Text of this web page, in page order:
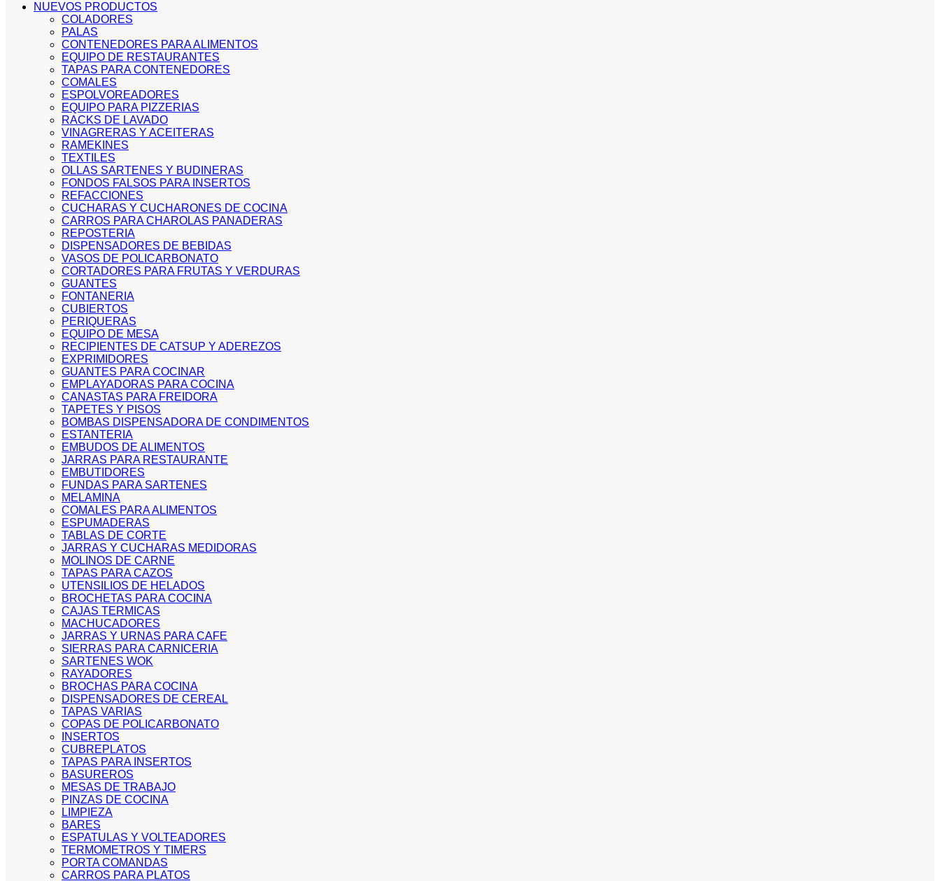
NUEVOS PRODUCTOS
COLADORES
PALAS
CONTENEDORES PARA ALIMENTOS
EQUIPO DE RESTAURANTES
TAPAS PARA CONTENEDORES
COMALES
ESPOLVOREADORES
EQUIPO PARA PIZZERIAS
RACKS DE LAVADO
VINAGRERAS Y ACEITERAS
RAMEKINES
TEXTILES
OLLAS SARTENES Y BUDINERAS
FONDOS FALSOS PARA INSERTOS
REFACCIONES
CUCHARAS Y CUCHARONES DE COCINA
CARROS PARA CHAROLAS PANADERAS
REPOSTERIA
DISPENSADORES DE BEBIDAS
VASOS DE POLICARBONATO
CORTADORES PARA FRUTAS Y VERDURAS
GUANTES
FONTANERIA
CUBIERTOS
PERIQUERAS
EQUIPO DE MESA
RECIPIENTES DE CATSUP Y ADEREZOS
EXPRIMIDORES
GUANTES PARA COCINAR
EMPLAYADORAS PARA COCINA
CANASTAS PARA FREIDORA
TAPETES Y PISOS
BOMBAS DISPENSADORA DE CONDIMENTOS
ESTANTERIA
EMBUDOS DE ALIMENTOS
JARRAS PARA RESTAURANTE
EMBUTIDORES
FUNDAS PARA SARTENES
MELAMINA
COMALES PARA ALIMENTOS
ESPUMADERAS
TABLAS DE CORTE
JARRAS Y CUCHARAS MEDIDORAS
MOLINOS DE CARNE
TAPAS PARA CAZOS
UTENSILIOS DE HELADOS
BROCHETAS PARA COCINA
CAJAS TERMICAS
MACHUCADORES
JARRAS Y URNAS PARA CAFE
SIERRAS PARA CARNICERIA
SARTENES WOK
RAYADORES
BROCHAS PARA COCINA
DISPENSADORES DE CEREAL
TAPAS VARIAS
COPAS DE POLICARBONATO
INSERTOS
CUBREPLATOS
TAPAS PARA INSERTOS
BASUREROS
MESAS DE TRABAJO
PINZAS DE COCINA
LIMPIEZA
BARES
ESPATULAS Y VOLTEADORES
TERMOMETROS Y TIMERS
PORTA COMANDAS
CARROS PARA PLATOS